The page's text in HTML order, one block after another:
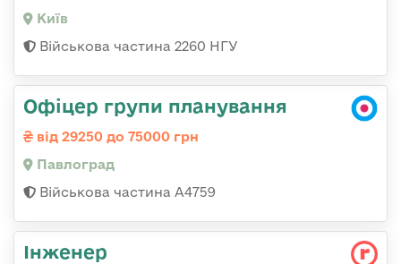
Київ
Військова частина 2260 НГУ
Офіцер групи планування
від 29250 до 75000 грн
Павлоград
Військова частина А4759
Інженер